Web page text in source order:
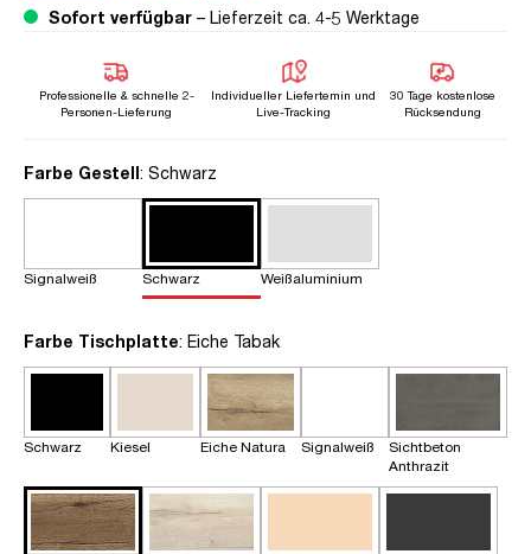
Sofort verfügbar – Lieferzeit ca. 4-5 Werktage
Professionelle & schnelle 2-
Personen-Lieferung
Individueller Liefertemin und
Live-Tracking
30 Tage kostenlose
Rücksendung
Farbe Gestellauswählen
: Schwarz
Signalweiß Schwarz Weißaluminium
Farbe Tischplatteauswählen
: Eiche Tabak
Schwarz Kiesel Eiche Natura Signalweiß
Sichtbeton
Anthrazit